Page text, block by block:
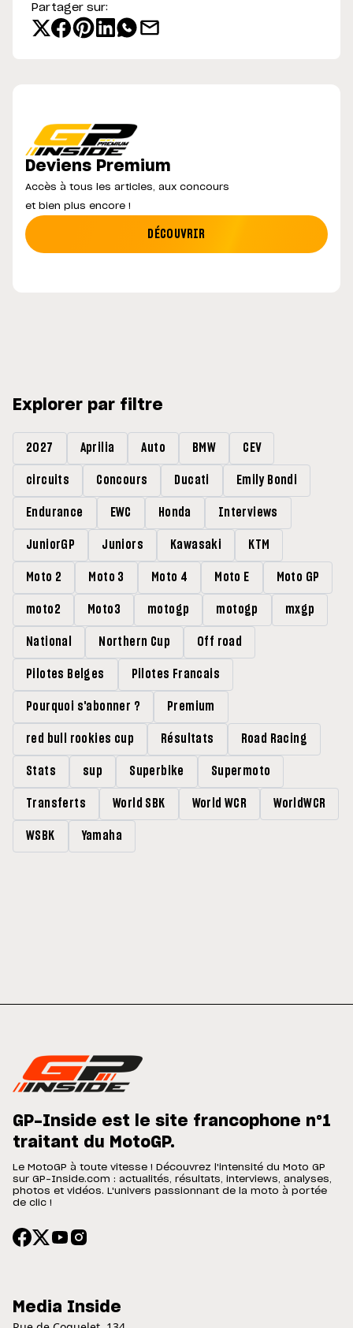
Partager sur:
Deviens Premium
Accès à tous les articles, aux concours
et bien plus encore !
DÉCOUVRIR
Explorer par filtre
2027 Aprilia Auto BMW CEV
circuits Concours Ducati Emily Bondi
Endurance EWC Honda Interviews
JuniorGP Juniors Kawasaki KTM
Moto 2 Moto 3 Moto 4 Moto E Moto GP
moto2 Moto3 motogp motogp mxgp
National Northern Cup Off road
Pilotes Belges Pilotes Francais
Pourquoi s'abonner ? Premium
red bull rookies cup Résultats Road Racing
Stats sup Superbike Supermoto
Transferts World SBK World WCR WorldWCR
WSBK Yamaha
GP-Inside est le site francophone n°1
traitant du MotoGP.
Le MotoGP à toute vitesse ! Découvrez l'intensité du Moto GP
sur GP-Inside.com : actualités, résultats, interviews, analyses,
photos et vidéos. L'univers passionnant de la moto à portée
de clic !
Media Inside